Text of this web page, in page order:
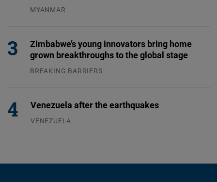
MYANMAR
Zimbabwe’s young innovators bring home
grown breakthroughs to the global stage
BREAKING BARRIERS
Venezuela after the earthquakes
VENEZUELA